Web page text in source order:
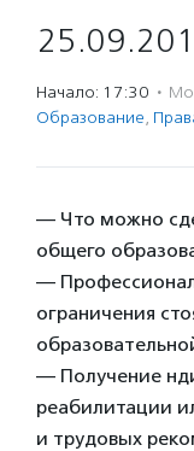
Начало: 17:30 ·
Образование,
— Что можно
общего
—
ограничения
— Получение
реабилитации
и трудовых